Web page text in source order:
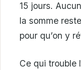
15 jours.
la somme
pour qu’on y
Ce qui trouble